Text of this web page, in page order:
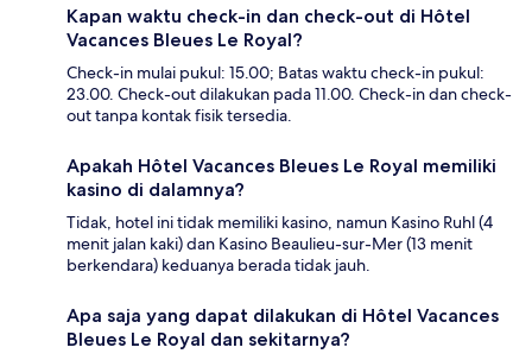
Kapan waktu check-in dan check-out di Hôtel
Vacances Bleues Le Royal?
Check-in mulai pukul: 15.00; Batas waktu check-in pukul:
23.00. Check-out dilakukan pada 11.00. Check-in dan check-
out tanpa kontak fisik tersedia.
Apakah Hôtel Vacances Bleues Le Royal memiliki
kasino di dalamnya?
Tidak, hotel ini tidak memiliki kasino, namun Kasino Ruhl (4
menit jalan kaki) dan Kasino Beaulieu-sur-Mer (13 menit
berkendara) keduanya berada tidak jauh.
Apa saja yang dapat dilakukan di Hôtel Vacances
Bleues Le Royal dan sekitarnya?